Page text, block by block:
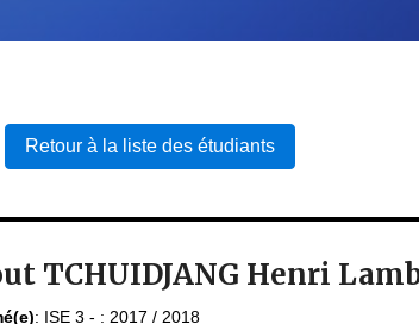
Retour à la liste des étudiants
TCHUIDJANG Henri
: ISE 3 - : 2017 / 2018